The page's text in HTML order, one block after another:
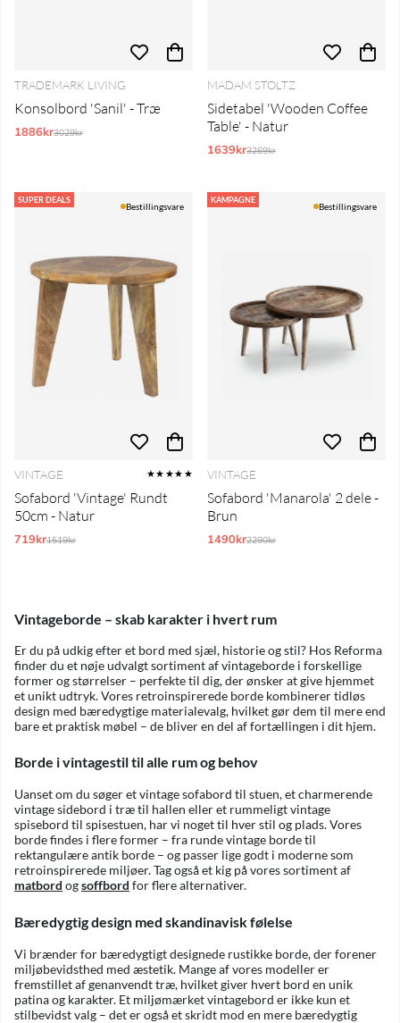
TRADEMARK LIVING
Konsolbord 'Sanil' - Træ
1886krNormalpris:
3029kr
MADAM STOLTZ
Sidetabel 'Wooden Coffee
Table' - Natur
1639krNormalpris:
3269kr
SUPER DEALS
Bestillingsvare
VINTAGE ★★★★★
Sofabord 'Vintage' Rundt
50cm - Natur
719krNormalpris:
1519kr
KAMPAGNE
Bestillingsvare
VINTAGE
Sofabord 'Manarola' 2 dele -
Brun
1490krNormalpris:
2290kr
Vintageborde – skab karakter i hvert rum
Er du på udkig efter et bord med sjæl, historie og stil? Hos Reforma
finder du et nøje udvalgt sortiment af vintageborde i forskellige
former og størrelser – perfekte til dig, der ønsker at give hjemmet
et unikt udtryk. Vores retroinspirerede borde kombinerer tidløs
design med bæredygtige materialevalg, hvilket gør dem til mere end
bare et praktisk møbel – de bliver en del af fortællingen i dit hjem.
Borde i vintagestil til alle rum og behov
Uanset om du søger et vintage sofabord til stuen, et charmerende
vintage sidebord i træ til hallen eller et rummeligt vintage
spisebord til spisestuen, har vi noget til hver stil og plads. Vores
borde findes i flere former – fra runde vintage borde til
rektangulære antik borde – og passer lige godt i moderne som
retroinspirerede miljøer. Tag også et kig på vores sortiment af
matbord ogsoffbord for flere alternativer.
Bæredygtig design med skandinavisk følelse
Vi brænder for bæredygtigt designede rustikke borde, der forener
miljøbevidsthed med æstetik. Mange af vores modeller er
fremstillet af genanvendt træ, hvilket giver hvert bord en unik
patina og karakter. Et miljømærket vintagebord er ikke kun et
stilbevidst valg – det er også et skridt mod en mere bæredygtig